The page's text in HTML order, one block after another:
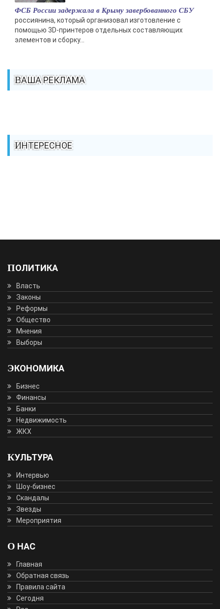
ФСБ России задержала в Крыму завербованного СБУ
россиянина, который организовал изготовление с
помощью 3D-принтеров отдельных составляющих
элементов и сборку...
ВАША РЕКЛАМА
ИНТЕРЕСНОЕ
ПОЛИТИКА
Власть
Законы
Реформы
Общество
Мнения
Выборы
ЭКОНОМИКА
Бизнес
Финансы
Банки
Недвижимость
ЖКХ
КУЛЬТУРА
Интервью
Шоу-бизнес
Скандалы
Звезды
Мероприятия
О НАС
Главная
Обратная связь
Правила сайта
Сегодня